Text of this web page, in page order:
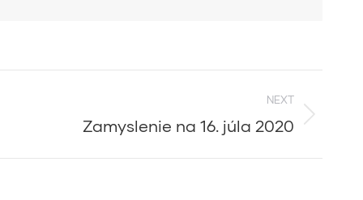
NEXT
Zamyslenie na 16. júla 2020